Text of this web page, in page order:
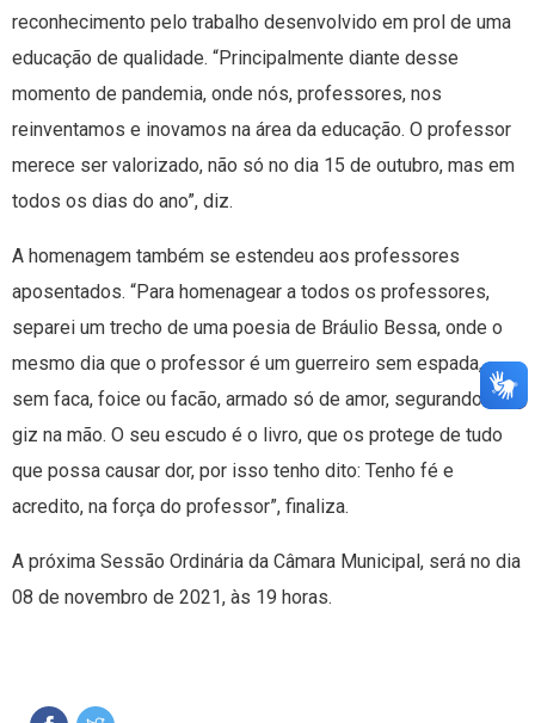
reconhecimento pelo trabalho desenvolvido em prol de uma
educação de qualidade. “Principalmente diante desse
momento de pandemia, onde nós, professores, nos
reinventamos e inovamos na área da educação. O professor
merece ser valorizado, não só no dia 15 de outubro, mas em
todos os dias do ano”, diz.
A homenagem também se estendeu aos professores
aposentados. “Para homenagear a todos os professores,
separei um trecho de uma poesia de Bráulio Bessa, onde o
mesmo dia que o professor é um guerreiro sem espada,
sem faca, foice ou facão, armado só de amor, segurando um
giz na mão. O seu escudo é o livro, que os protege de tudo
que possa causar dor, por isso tenho dito: Tenho fé e
acredito, na força do professor”, finaliza.
A próxima Sessão Ordinária da Câmara Municipal, será no dia
08 de novembro de 2021, às 19 horas.